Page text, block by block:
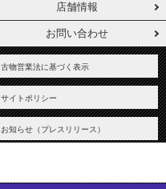
店舗情報
お問い合わせ
古物営業法に基づく表示
サイトポリシー
お知らせ（プレスリリース）